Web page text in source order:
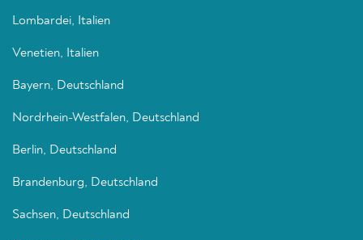
Lombardei, Italien
Venetien, Italien
Bayern, Deutschland
Nordrhein-Westfalen, Deutschland
Berlin, Deutschland
Brandenburg, Deutschland
Sachsen, Deutschland